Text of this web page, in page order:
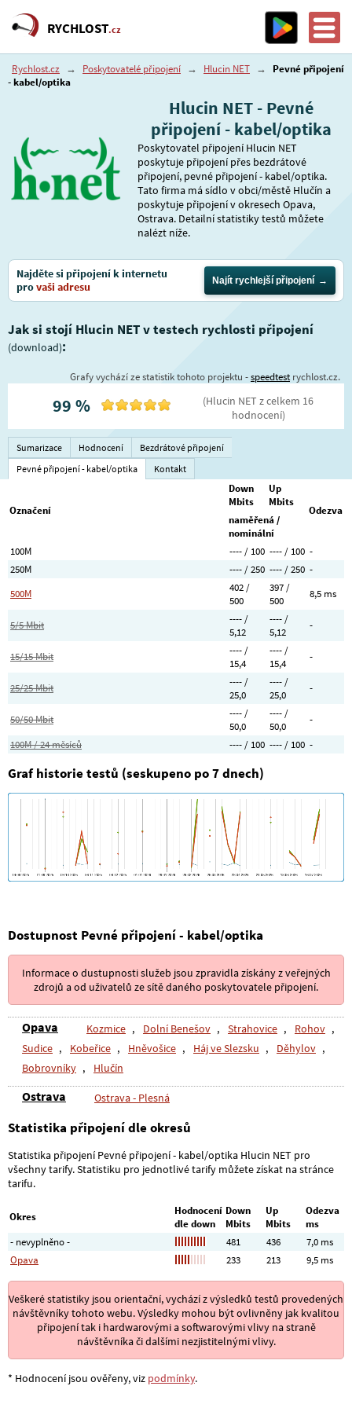
RYCHLOST.cz
Rychlost.cz → Poskytovatelé připojení → Hlucin NET →
Pevné připojení
- kabel/optika
Hlucin NET - Pevné
připojení - kabel/optika
Poskytovatel připojení Hlucin NET
poskytuje připojení přes bezdrátové
připojení, pevné připojení - kabel/optika.
Tato firma má sídlo v obci/městě Hlučín a
poskytuje připojení v okresech Opava,
Ostrava. Detailní statistiky testů můžete
nalézt níže.
Najděte si připojení k internetu
provaši adresu Najít rychlejší připojení
Jak si stojí Hlucin NET v testech rychlosti připojení
(download):
Grafy vychází ze statistik tohoto projektu -speedtestrychlost.cz.
99 % (Hlucin NET z celkem 16
hodnocení)
Sumarizace Hodnocení
Bezdrátové připojení
Pevné připojení - kabel/optika
Kontakt
Označení
Down
Mbits
Up
Mbits
Odezva
naměřená /
nominální
100M
---- / 100 ---- / 100 -
250M
---- / 250 ---- / 250 -
500M
402 /
500
397 /
500
8,5 ms
5/5 Mbit
---- /
5,12
---- /
5,12
-
15/15 Mbit
---- /
15,4
---- /
15,4
-
25/25 Mbit
---- /
25,0
---- /
25,0
-
50/50 Mbit
---- /
50,0
---- /
50,0
-
100M / 24 měsíců
---- / 100 ---- / 100 -
Graf historie testů (seskupeno po 7 dnech)
Dostupnost Pevné připojení - kabel/optika
Informace o dustupnosti služeb jsou zpravidla získány z veřejných
zdrojů a od uživatelů ze sítě daného poskytovatele připojení.
Opava Kozmice , Dolní Benešov , Strahovice , Rohov ,
Sudice , Kobeřice , Hněvošice , Háj ve Slezsku , Děhylov ,
Bobrovníky , Hlučín
Ostrava Ostrava - Plesná
Statistika připojení dle okresů
Statistika připojení Pevné připojení - kabel/optika Hlucin NET pro
všechny tarify. Statistiku pro jednotlivé tarify můžete získat na stránce
tarifu.
Okres
Hodnocení
dle down
Down
Mbits
Up
Mbits
Odezva
ms
- nevyplněno -
481 436
7,0 ms
Opava
233 213 9,5 ms
Veškeré statistiky jsou orientační, vychází z výsledků testů provedených
návštěvníky tohoto webu. Výsledky mohou být ovlivněny jak kvalitou
připojení tak i hardwarovými a softwarovými vlivy na straně
návštěvníka či dalšími nezjistitelnými vlivy.
* Hodnocení jsou ověřeny, viz podmínky.